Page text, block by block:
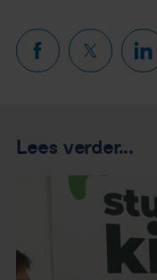
Lees verder...